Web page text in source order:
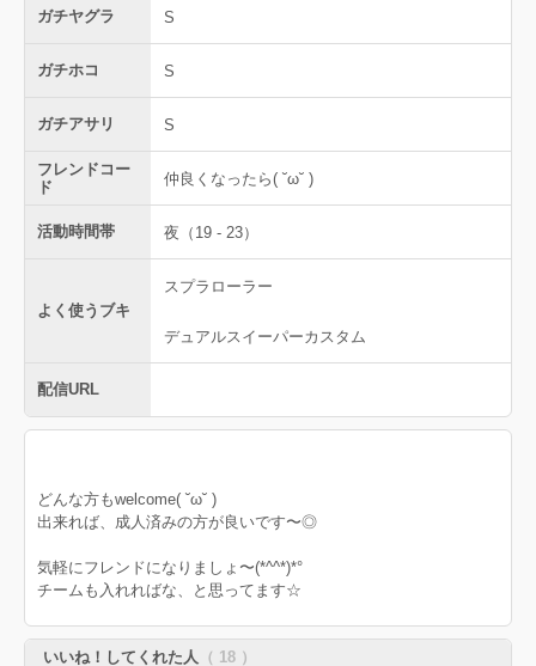
ガチヤグラ S
ガチホコ S
ガチアサリ S
フレンドコー
ド
仲良くなったら( ˘ω˘ )
活動時間帯 夜（19 - 23）
よく使うブキ
スプラローラー
デュアルスイーパーカスタム
配信URL
どんな方もwelcome( ˘ω˘ )
出来れば、成人済みの方が良いです〜◎
気軽にフレンドになりましょ〜(*^^*)*°
チームも入れればな、と思ってます☆
いいね！してくれた人 （ 18 ）